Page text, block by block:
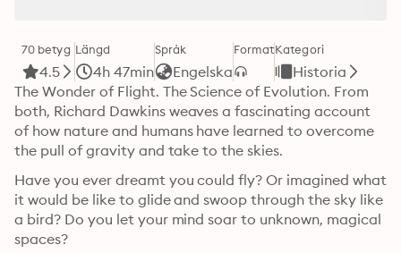
70 betyg
4.5
Längd
4h 47min
Språk
Engelska
FormatKategori
Historia
The Wonder of Flight. The Science of Evolution. From
both, Richard Dawkins weaves a fascinating account
of how nature and humans have learned to overcome
the pull of gravity and take to the skies.
Have you ever dreamt you could fly? Or imagined what
it would be like to glide and swoop through the sky like
a bird? Do you let your mind soar to unknown, magical
spaces?